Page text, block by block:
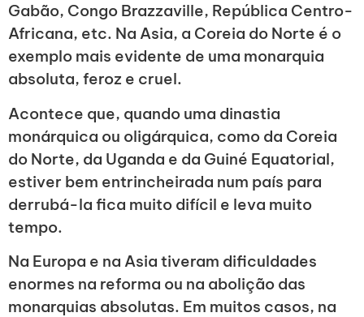
Gabão, Congo Brazzaville, República Centro-
Africana, etc. Na Asia, a Coreia do Norte é o
exemplo mais evidente de uma monarquia
absoluta, feroz e cruel.
Acontece que, quando uma dinastia
monárquica ou oligárquica, como da Coreia
do Norte, da Uganda e da Guiné Equatorial,
estiver bem entrincheirada num país para
derrubá-la fica muito difícil e leva muito
tempo.
Na Europa e na Asia tiveram dificuldades
enormes na reforma ou na abolição das
monarquias absolutas. Em muitos casos, na